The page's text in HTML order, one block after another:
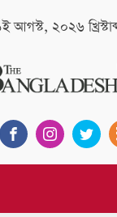
আগস্ট, ২০২৬